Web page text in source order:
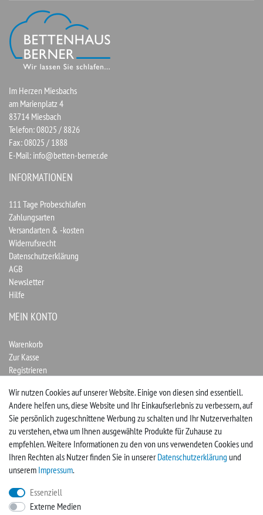
Im Herzen Miesbachs
am Marienplatz 4
83714 Miesbach
Telefon: 08025 / 8826
Fax: 08025 / 1888
E-Mail: info@betten-berner.de
INFORMATIONEN
111 Tage Probeschlafen
Zahlungsarten
Versandarten & -kosten
Widerrufsrecht
Datenschutzerklärung
AGB
Newsletter
Hilfe
MEIN KONTO
Warenkorb
Zur Kasse
Registrieren
Vertrag widerrufen
UNTERNEHMEN
Kontakt
Impressum
Wir nutzen Cookies auf unserer Website. Einige von diesen sind essentiell.
Andere helfen uns, diese Website und Ihr Einkaufserlebnis zu verbessern, auf
Sie persönlich zugeschnittene Werbung zu schalten und Ihr Nutzerverhalten
zu verstehen, etwa um Ihnen ausgewählte Produkte für Zuhause zu
empfehlen. Weitere Informationen zu den von uns verwendeten Cookies und
Ihren Rechten als Nutzer finden Sie in unsererDaten­schutz­erklärung und
unserem Impressum.
Essenziell
Externe Medien